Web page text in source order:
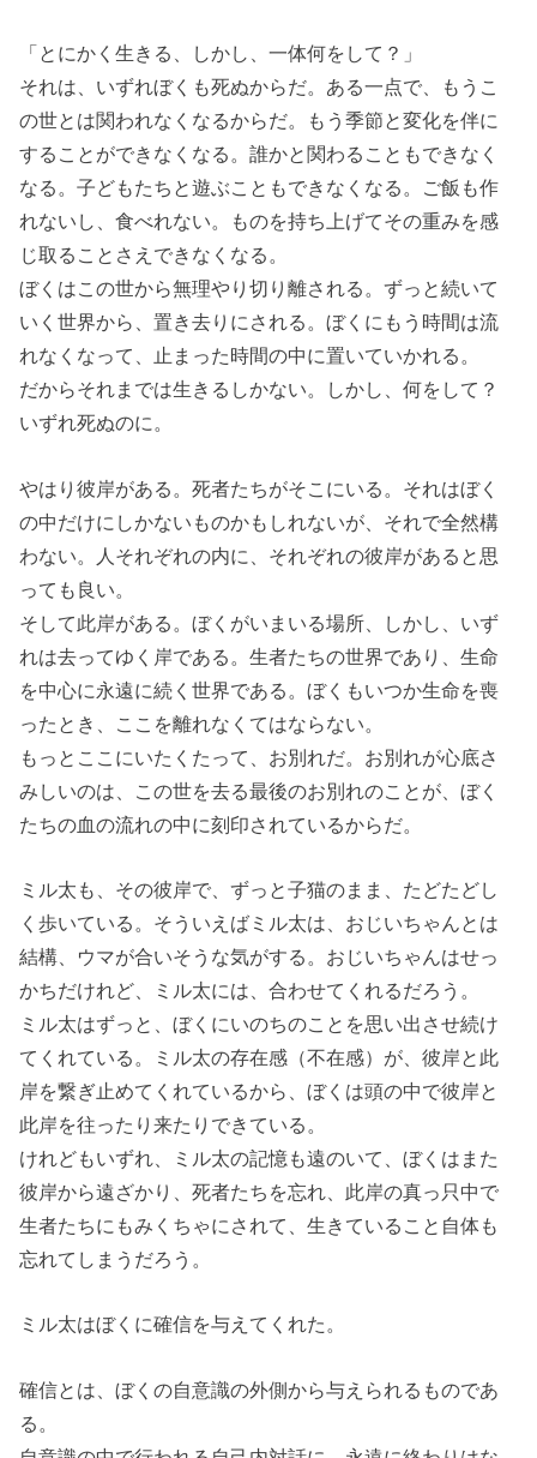
「とにかく生きる、しかし、一体何をして？」
それは、いずれぼくも死ぬからだ。ある一点で、もうこ
の世とは関われなくなるからだ。もう季節と変化を伴に
することができなくなる。誰かと関わることもできなく
なる。子どもたちと遊ぶこともできなくなる。ご飯も作
れないし、食べれない。ものを持ち上げてその重みを感
じ取ることさえできなくなる。
ぼくはこの世から無理やり切り離される。ずっと続いて
いく世界から、置き去りにされる。ぼくにもう時間は流
れなくなって、止まった時間の中に置いていかれる。
だからそれまでは生きるしかない。しかし、何をして？
いずれ死ぬのに。
やはり彼岸がある。死者たちがそこにいる。それはぼく
の中だけにしかないものかもしれないが、それで全然構
わない。人それぞれの内に、それぞれの彼岸があると思
っても良い。
そして此岸がある。ぼくがいまいる場所、しかし、いず
れは去ってゆく岸である。生者たちの世界であり、生命
を中心に永遠に続く世界である。ぼくもいつか生命を喪
ったとき、ここを離れなくてはならない。
もっとここにいたくたって、お別れだ。お別れが心底さ
みしいのは、この世を去る最後のお別れのことが、ぼく
たちの血の流れの中に刻印されているからだ。
ミル太も、その彼岸で、ずっと子猫のまま、たどたどし
く歩いている。そういえばミル太は、おじいちゃんとは
結構、ウマが合いそうな気がする。おじいちゃんはせっ
かちだけれど、ミル太には、合わせてくれるだろう。
ミル太はずっと、ぼくにいのちのことを思い出させ続け
てくれている。ミル太の存在感（不在感）が、彼岸と此
岸を繋ぎ止めてくれているから、ぼくは頭の中で彼岸と
此岸を往ったり来たりできている。
けれどもいずれ、ミル太の記憶も遠のいて、ぼくはまた
彼岸から遠ざかり、死者たちを忘れ、此岸の真っ只中で
生者たちにもみくちゃにされて、生きていること自体も
忘れてしまうだろう。
ミル太はぼくに確信を与えてくれた。
確信とは、ぼくの自意識の外側から与えられるものであ
る。